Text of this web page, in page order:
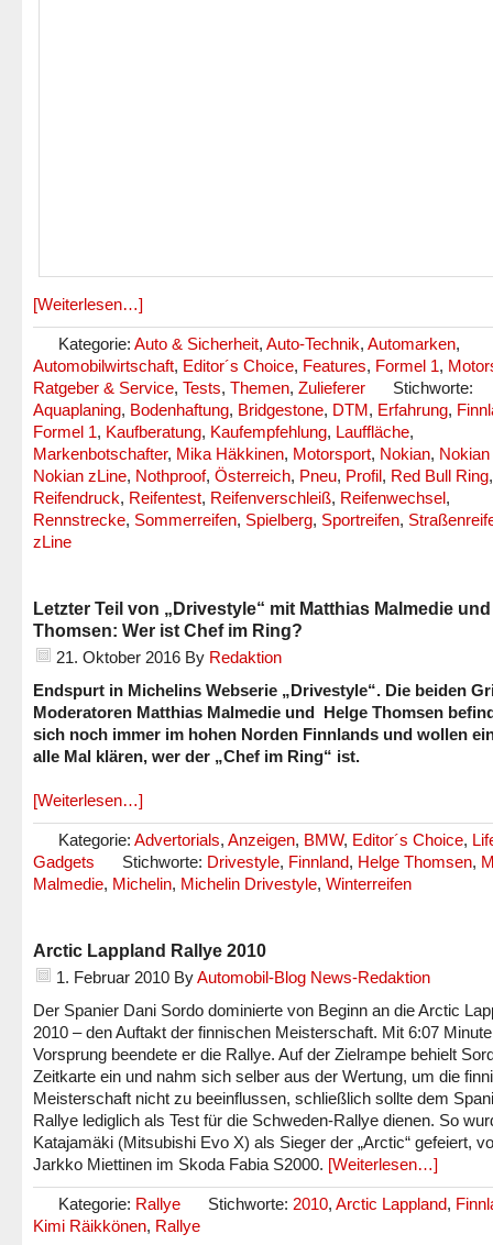
[Weiterlesen…]
Kategorie: Auto & Sicherheit, Auto-Technik, Automarken,
Automobilwirtschaft, Editor´s Choice, Features, Formel 1,
Ratgeber & Service, Tests, Themen, Zulieferer
Stichworte:
Aquaplaning, Bodenhaftung, Bridgestone, DTM, Erfahrung,
Formel 1, Kaufberatung, Kaufempfehlung, Lauffläche,
Markenbotschafter, Mika Häkkinen, Motorsport, Nokian,
Nokian zLine, Nothproof, Österreich, Pneu, Profil, Red Bull Ring
Reifendruck, Reifentest, Reifenverschleiß, Reifenwechsel,
Rennstrecke, Sommerreifen, Spielberg, Sportreifen,
zLine
Letzter Teil von „Drivestyle“ mit Matthias Malmedie
Thomsen: Wer ist Chef im Ring?
21. Oktober 2016 By Redaktion
Endspurt in Michelins Webserie „Drivestyle“. Die beiden
Moderatoren Matthias Malmedie und Helge Thomsen
sich noch immer im hohen Norden Finnlands und wollen
alle Mal klären, wer der „Chef im Ring“ ist.
[Weiterlesen…]
Kategorie: Advertorials, Anzeigen, BMW, Editor´s Choice,
Gadgets
Stichworte: Drivestyle, Finnland, Helge Thomsen,
Malmedie, Michelin, Michelin Drivestyle, Winterreifen
Arctic Lappland Rallye 2010
1. Februar 2010 ByAutomobil-Blog News-Redaktion
Der Spanier Dani Sordo dominierte von Beginn an die Arctic
2010 – den Auftakt der finnischen Meisterschaft. Mit 6:07
Vorsprung beendete er die Rallye. Auf der Zielrampe behielt
Zeitkarte ein und nahm sich selber aus der Wertung, um die
Meisterschaft nicht zu beeinflussen, schließlich sollte dem
Rallye lediglich als Test für die Schweden-Rallye dienen. So
Katajamäki (Mitsubishi Evo X) als Sieger der „Arctic“ gefeiert,
Jarkko Miettinen im Skoda Fabia S2000. [Weiterlesen…]
Kategorie: Rallye Stichworte: 2010, Arctic Lappland,
Kimi Räikkönen, Rallye